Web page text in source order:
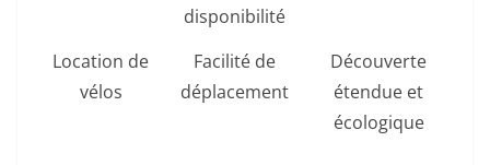
disponibilité
Location de
vélos
Facilité de
déplacement
Découverte
étendue et
écologique